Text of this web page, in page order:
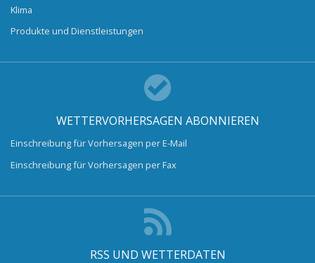
Klima
Produkte und Dienstleistungen
WETTERVORHERSAGEN ABONNIEREN
Einschreibung für Vorhersagen per E-Mail
Einschreibung für Vorhersagen per Fax
RSS UND WETTERDATEN